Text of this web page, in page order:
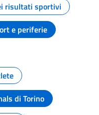
risultati sportivi
e periferie
di Torino